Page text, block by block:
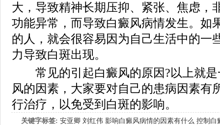
大，导致精神长期压抑、紧张、焦虑，
功能异常，而导致白癜风病情发生。如
的人，就会很容易因为自己生活中的一
力导致白斑出现。
常见的引起白癜风的原因?以上就是
风的因素，大家要对自己的患病因素有
行治疗，以免受到白斑的影响。
关键字标签: 安亚卿 刘红伟 影响白癜风病情的因素有什么 控制白